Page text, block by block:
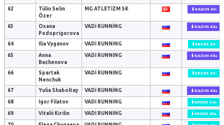
62
Tülin Selin
Özer
MG ATLETIZM SK KADIN 40-
63
Oxana
Podoprigorova
VADI RUNNING KADIN 40+
64 Ilia Vyganov VADI RUNNING ERKEK 40-
65
Anna
Bazhenova
VADI RUNNING KADIN 40+
66
Spartak
Nenchuk
VADI RUNNING ERKEK 40-
67 Yulia Shaboltay VADI RUNNING KADIN 40+
68 Igor Filatov VADI RUNNING ERKEK 50+
69 Vitalii Kirilin VADI RUNNING ERKEK 40+